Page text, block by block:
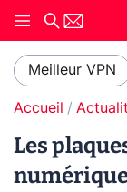
Meilleur VPN
Accueil
Les